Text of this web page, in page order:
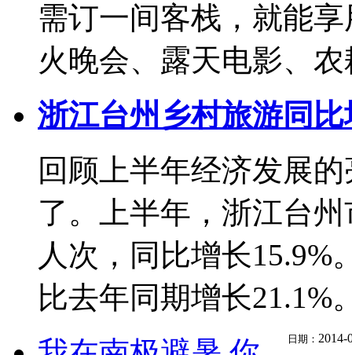
需订一间客栈，就能
火晚会、露天电影、农
浙江台州乡村旅游同
回顾上半年经济发展
了。上半年，浙江台
人次，同比增长15.9%
比去年同期增长21.1%
日期： 2014-